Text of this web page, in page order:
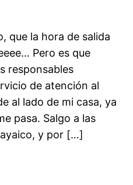
que la hora de salida
Pero es que
responsables
de atención al
al lado de mi casa, ya
pasa. Salgo a las
y por […]